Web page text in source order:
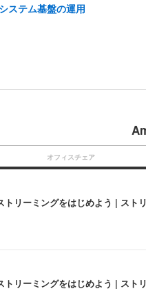
ステム基盤の運用
リーミングをはじめよう | スト
リーミングをはじめよう | スト
オフィスチェア